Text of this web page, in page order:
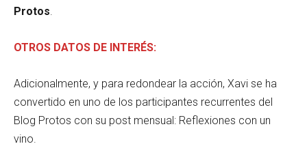
Protos
OTROS DATOS DE INTERÉS:
Adicionalmente, y para redondear la acción, Xavi se ha
convertido en uno de los participantes recurrentes del
Blog Protos con su post mensual: Reflexiones con un
vino.